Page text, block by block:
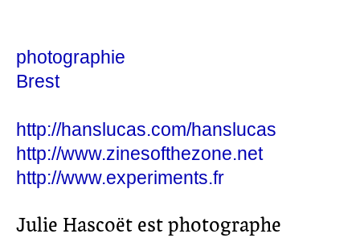
photographie
Brest
http://hanslucas.com/hanslucas
http://www.zinesofthezone.net
http://www.experiments.fr
Julie Hascoët est photographe